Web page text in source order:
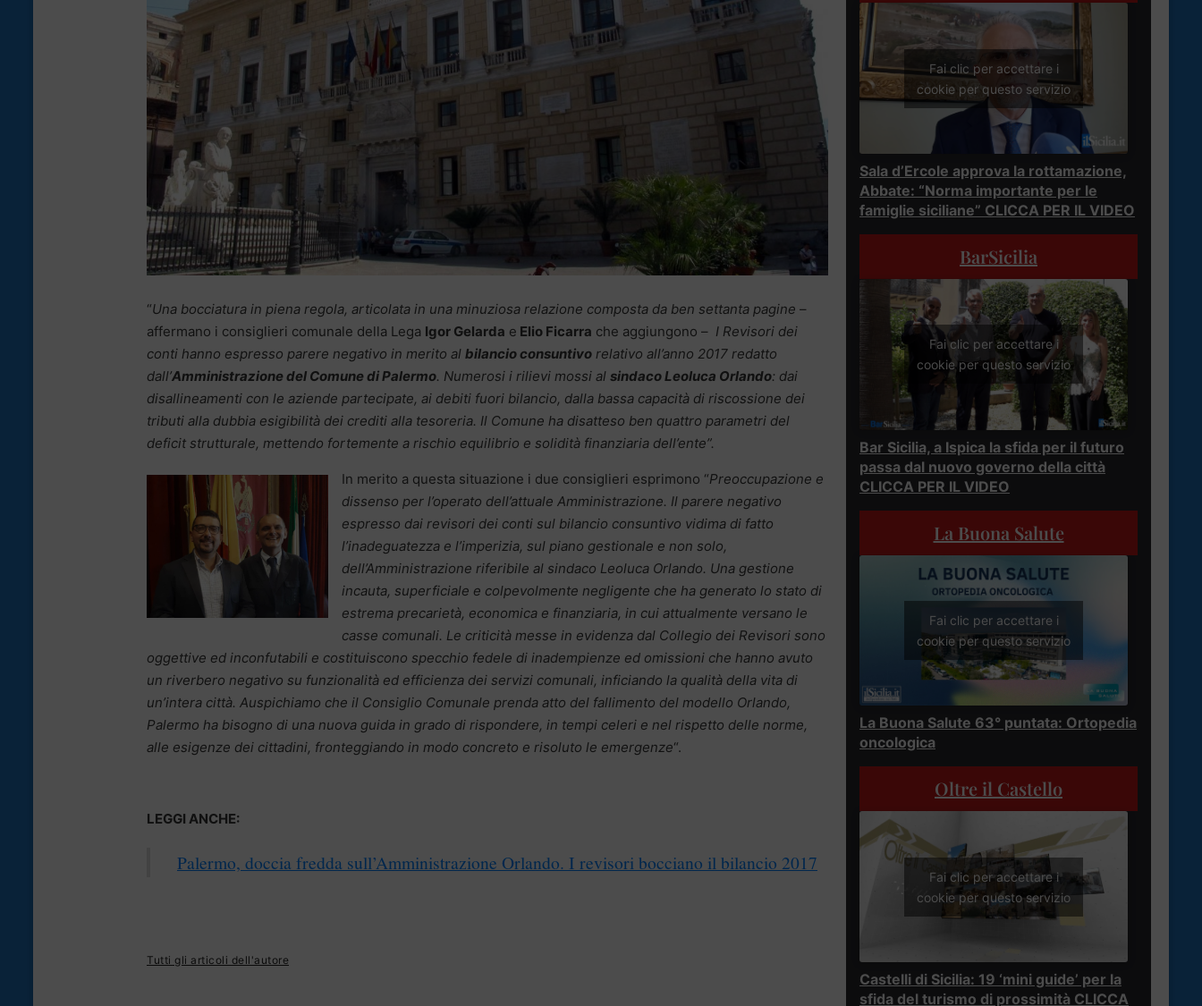
“Una bocciatura in piena regola, articolata in una minuziosa relazione composta da ben settanta pagine –
affermano i consiglieri comunale della Lega Igor Gelarda e Elio Ficarra che aggiungono – I Revisori dei
conti hanno espresso parere negativo in merito al bilancio consuntivo relativo all’anno 2017 redatto
dall’Amministrazione del Comune di Palermo. Numerosi i rilievi mossi al sindaco Leoluca Orlando: dai
disallineamenti con le aziende partecipate, ai debiti fuori bilancio, dalla bassa capacità di riscossione dei
tributi alla dubbia esigibilità dei crediti alla tesoreria. Il Comune ha disatteso ben quattro parametri del
deficit strutturale, mettendo fortemente a rischio equilibrio e solidità finanziaria dell’ente”.
In merito a questa situazione i due consiglieri esprimono “Preoccupazione e
dissenso per l’operato dell’attuale Amministrazione. Il parere negativo
espresso dai revisori dei conti sul bilancio consuntivo vidima di fatto
l’inadeguatezza e l’imperizia, sul piano gestionale e non solo,
dell’Amministrazione riferibile al sindaco Leoluca Orlando. Una gestione
incauta, superficiale e colpevolmente negligente che ha generato lo stato di
estrema precarietà, economica e finanziaria, in cui attualmente versano le
casse comunali. Le criticità messe in evidenza dal Collegio dei Revisori sono
oggettive ed inconfutabili e costituiscono specchio fedele di inadempienze ed omissioni che hanno avuto
un riverbero negativo su funzionalità ed efficienza dei servizi comunali, inficiando la qualità della vita di
un’intera città. Auspichiamo che il Consiglio Comunale prenda atto del fallimento del modello Orlando,
Palermo ha bisogno di una nuova guida in grado di rispondere, in tempi celeri e nel rispetto delle norme,
alle esigenze dei cittadini, fronteggiando in modo concreto e risoluto le emergenze“.
LEGGI ANCHE:
Palermo, doccia fredda sull’Amministrazione Orlando. I revisori bocciano il bilancio 2017
Tutti gli articoli dell'autore
Fai clic per accettare i
cookie per questo servizio
Sala d’Ercole approva la rottamazione,
Abbate: “Norma importante per le
famiglie siciliane” CLICCA PER IL VIDEO
BarSicilia
Fai clic per accettare i
cookie per questo servizio
Bar Sicilia, a Ispica la sfida per il futuro
passa dal nuovo governo della città
CLICCA PER IL VIDEO
La Buona Salute
Fai clic per accettare i
cookie per questo servizio
La Buona Salute 63° puntata: Ortopedia
oncologica
Oltre il Castello
Fai clic per accettare i
cookie per questo servizio
Castelli di Sicilia: 19 ‘mini guide’ per la
sfida del turismo di prossimità CLICCA